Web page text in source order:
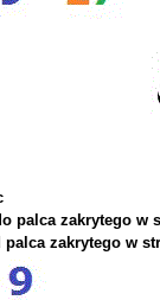
palca zakrytego w
zakrytego w